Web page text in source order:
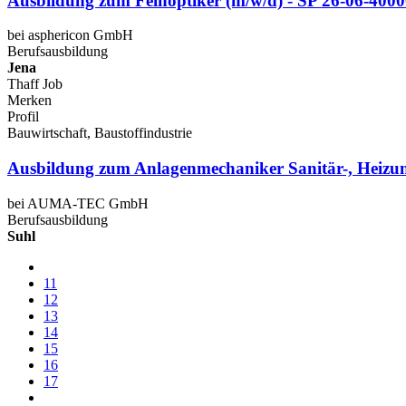
bei asphericon GmbH
Berufsausbildung
Jena
Thaff Job
Merken
Profil
Bauwirtschaft, Baustoffindustrie
Ausbildung zum Anlagenmechaniker Sanitär-,
bei AUMA-TEC GmbH
Berufsausbildung
Suhl
11
12
13
14
15
16
17